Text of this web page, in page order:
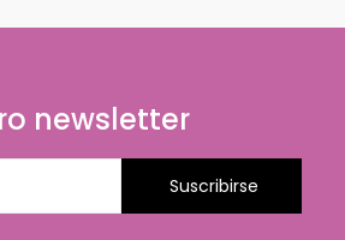
newsletter
Suscribirse